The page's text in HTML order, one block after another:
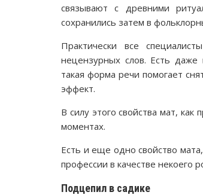
связывают с древними
сохранились затем в
Практически все
нецензурных слов. Есть даже
такая форма речи помогает
эффект.
В силу этого свойства мат,
моментах.
Есть и еще одно свойство
профессии в качестве некоего
Подцепил в садике